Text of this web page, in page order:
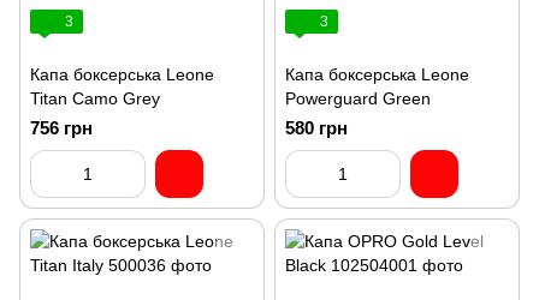
3
Капа боксерська Leone
Titan Camo Grey
756 грн
3
Капа боксерська Leone
Powerguard Green
580 грн